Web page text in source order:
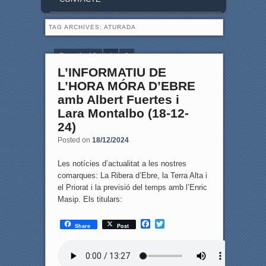
TAG ARCHIVES: ATURADA
Page 1 of 2 1 2
L’INFORMATIU DE
L’HORA MÓRA D’EBRE
amb Albert Fuertes i
Lara Montalbo (18-12-
24)
Posted on 18/12/2024
Les notícies d’actualitat a les nostres
comarques: La Ribera d’Ebre, la Terra Alta i
el Priorat i la previsió del temps amb l’Enric
Masip. Els titulars:
Share Post
F
T